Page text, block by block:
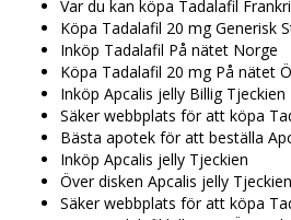
Var du kan köpa Tadalafil
Köpa Tadalafil 20 mg Generisk
Inköp Tadalafil På nätet Norge
Köpa Tadalafil 20 mg På nätet
Inköp Apcalis jelly Billig Tjeckien
Säker webbplats för att köpa
Bästa apotek för att beställa
Inköp Apcalis jelly Tjeckien
Över disken Apcalis jelly Tjeckien
Säker webbplats för att köpa